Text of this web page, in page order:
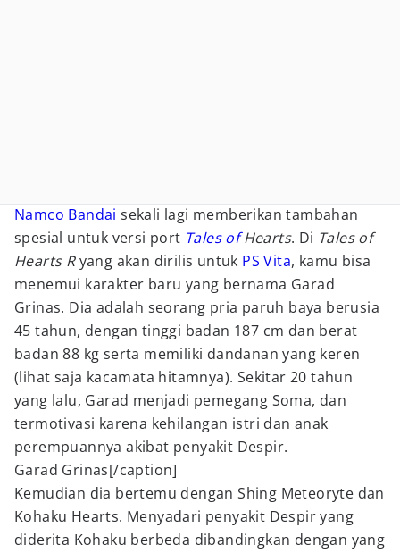
Namco Bandai sekali lagi memberikan tambahan
spesial untuk versi port Tales ofHearts. Di Tales of
Hearts Ryang akan dirilis untuk PS Vita, kamu bisa
menemui karakter baru yang bernama Garad
Grinas. Dia adalah seorang pria paruh baya berusia
45 tahun, dengan tinggi badan 187 cm dan berat
badan 88 kg serta memiliki dandanan yang keren
(lihat saja kacamata hitamnya). Sekitar 20 tahun
yang lalu, Garad menjadi pemegang Soma, dan
termotivasi karena kehilangan istri dan anak
perempuannya akibat penyakit Despir.
Garad Grinas[/caption]
Kemudian dia bertemu dengan Shing Meteoryte dan
Kohaku Hearts. Menyadari penyakit Despir yang
diderita Kohaku berbeda dibandingkan dengan yang